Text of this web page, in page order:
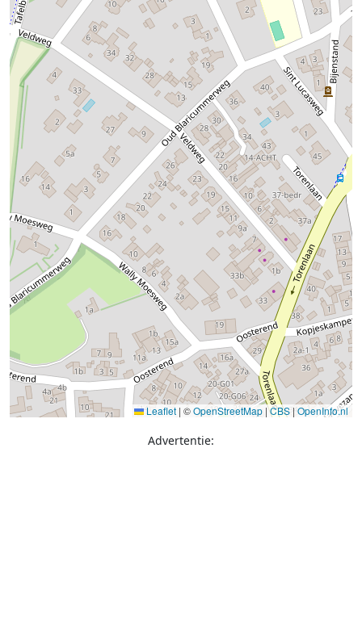
Leaflet | ©OpenStreetMap |CBS | OpenInfo.nl
Advertentie: